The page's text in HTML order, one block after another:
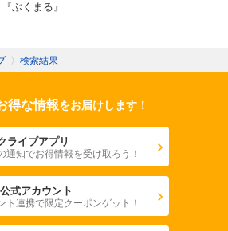
ぶくまる』
〉 検索結果
得な情報をお届けします！
ライブアプリ
通知でお得情報を受け取ろう！
式アカウント
ト連携で限定クーポンゲット！